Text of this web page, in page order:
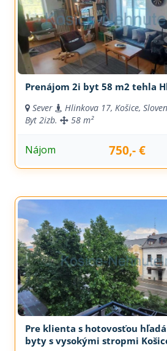
Prenájom 2i byt 58 m2 tehla
Sever
Hlinkova 17, Košice,
Byt 2izb. 58 m²
Nájom 750,- €
Pre klienta s hotovosťou
byty s vysokými stropmi